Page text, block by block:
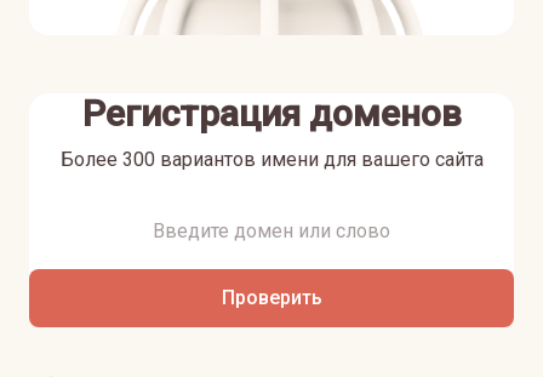
Регистрация доменов
Более 300 вариантов имени для вашего сайта
Проверить